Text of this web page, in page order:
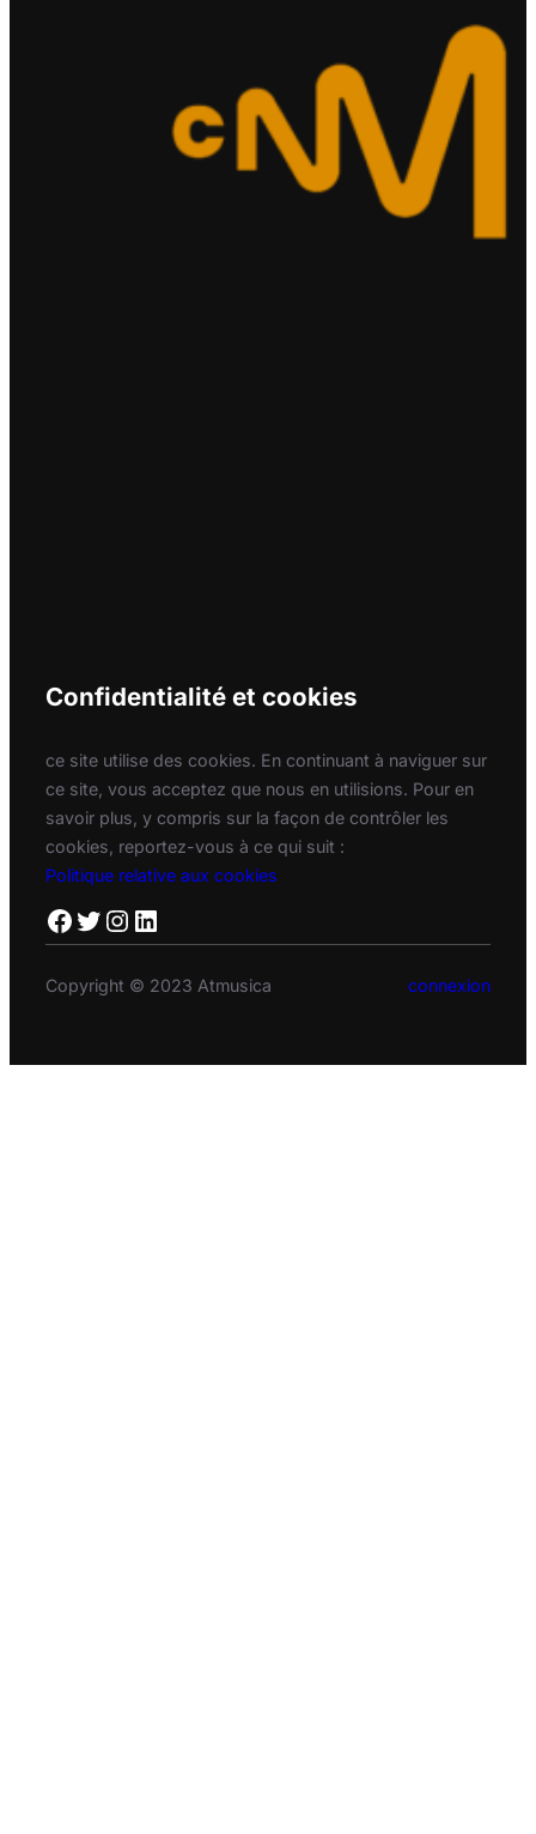
Confidentialité et cookies
ce site utilise des cookies. En continuant à naviguer sur
ce site, vous acceptez que nous en utilisions. Pour en
savoir plus, y compris sur la façon de contrôler les
cookies, reportez-vous à ce qui suit :
Politique relative aux cookies
Facebook Twitter Instagram LinkedIn
Copyright © 2023 Atmusica connexion